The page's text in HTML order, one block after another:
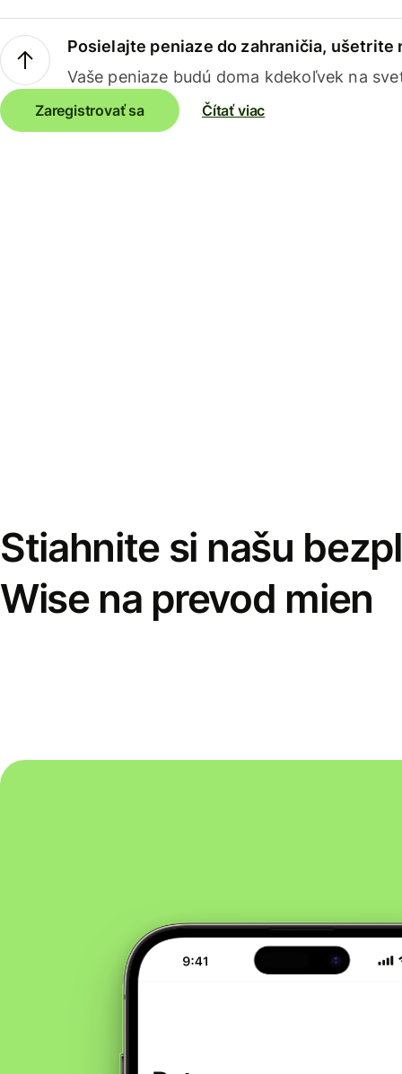
Posielajte peniaze do zahraničia, ušetrite
Vaše peniaze budú doma kdekoľvek na
Zaregistrovať sa Čítať viac
Stiahnite si našu
Wise na prevod mien